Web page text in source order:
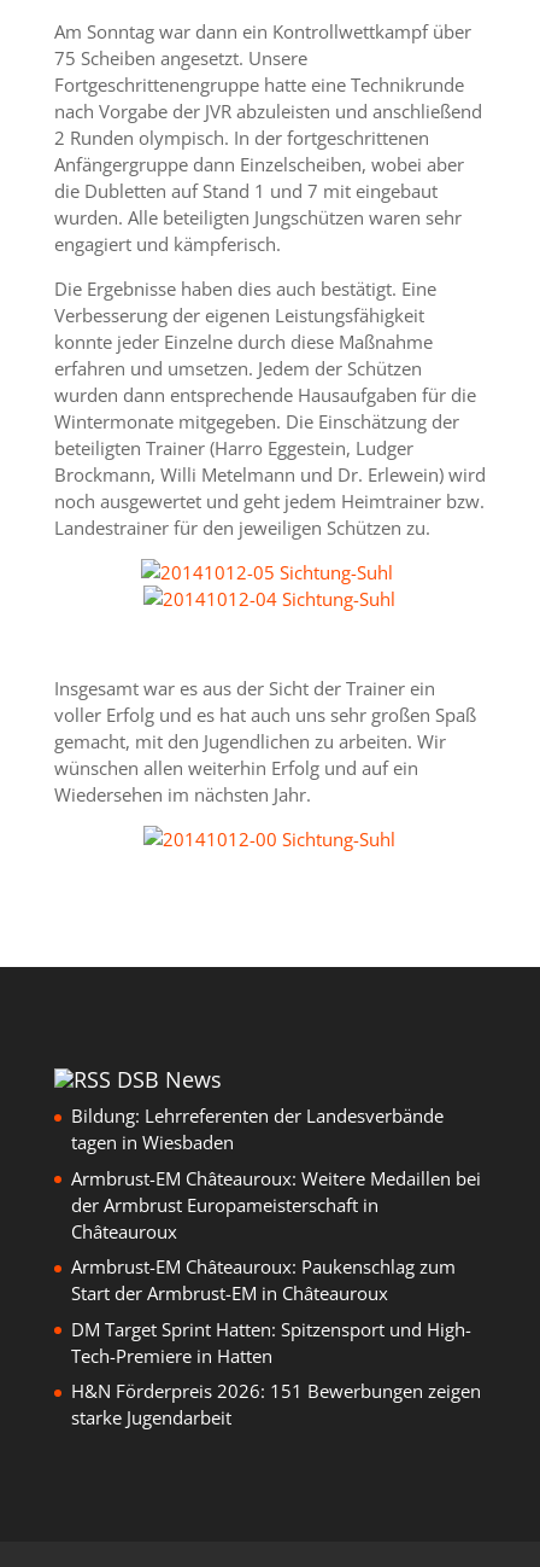
Am Sonntag war dann ein Kontrollwettkampf über
75 Scheiben angesetzt. Unsere
Fortgeschrittenengruppe hatte eine Technikrunde
nach Vorgabe der JVR abzuleisten und anschließend
2 Runden olympisch. In der fortgeschrittenen
Anfängergruppe dann Einzelscheiben, wobei aber
die Dubletten auf Stand 1 und 7 mit eingebaut
wurden. Alle beteiligten Jungschützen waren sehr
engagiert und kämpferisch.
Die Ergebnisse haben dies auch bestätigt. Eine
Verbesserung der eigenen Leistungsfähigkeit
konnte jeder Einzelne durch diese Maßnahme
erfahren und umsetzen. Jedem der Schützen
wurden dann entsprechende Hausaufgaben für die
Wintermonate mitgegeben. Die Einschätzung der
beteiligten Trainer (Harro Eggestein, Ludger
Brockmann, Willi Metelmann und Dr. Erlewein) wird
noch ausgewertet und geht jedem Heimtrainer bzw.
Landestrainer für den jeweiligen Schützen zu.
Insgesamt war es aus der Sicht der Trainer ein
voller Erfolg und es hat auch uns sehr großen Spaß
gemacht, mit den Jugendlichen zu arbeiten. Wir
wünschen allen weiterhin Erfolg und auf ein
Wiedersehen im nächsten Jahr.
DSB News
Bildung: Lehrreferenten der Landesverbände
tagen in Wiesbaden
Armbrust-EM Châteauroux: Weitere Medaillen bei
der Armbrust Europameisterschaft in
Châteauroux
Armbrust-EM Châteauroux: Paukenschlag zum
Start der Armbrust-EM in Châteauroux
DM Target Sprint Hatten: Spitzensport und High-
Tech-Premiere in Hatten
H&N Förderpreis 2026: 151 Bewerbungen zeigen
starke Jugendarbeit